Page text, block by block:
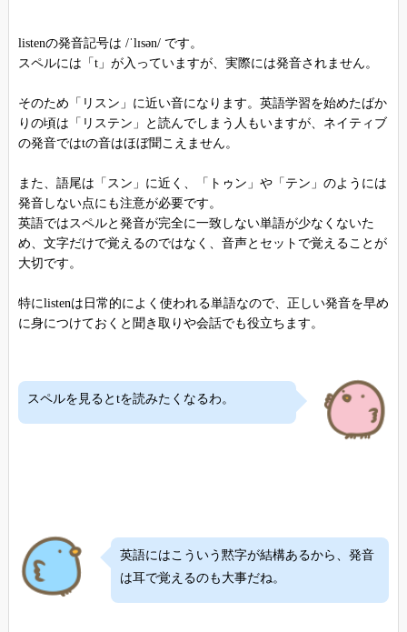
listenの発音記号は /ˈlɪsən/ です。
スペルには「t」が入っていますが、実際には発音されません。
そのため「リスン」に近い音になります。英語学習を始めたばか
りの頃は「リステン」と読んでしまう人もいますが、ネイティブ
の発音ではtの音はほぼ聞こえません。
また、語尾は「スン」に近く、「トゥン」や「テン」のようには
発音しない点にも注意が必要です。
英語ではスペルと発音が完全に一致しない単語が少なくないた
め、文字だけで覚えるのではなく、音声とセットで覚えることが
大切です。
特にlistenは日常的によく使われる単語なので、正しい発音を早め
に身につけておくと聞き取りや会話でも役立ちます。
スペルを見るとtを読みたくなるわ。
英語にはこういう黙字が結構あるから、発音
は耳で覚えるのも大事だね。